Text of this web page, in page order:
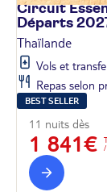
Circuit
Départs
Thaïlande
Vols et
Repas selon
BEST SELLER
11 nuits dès
1 841€
/